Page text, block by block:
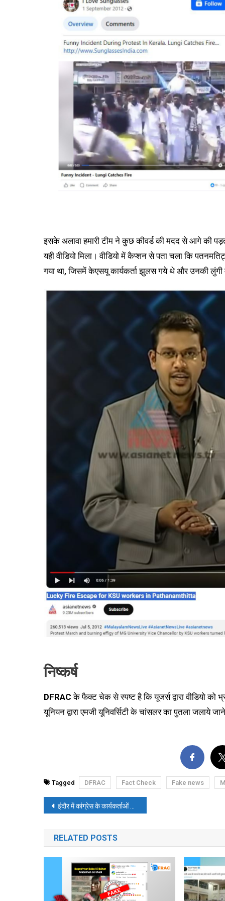
इसके अलावा हमारी टीम ने कुछ कीवर्ड की मदद से आगे की
यही वीडियो मिला। वीडियो में कैप्शन से पता चला कि
गया था, जिसमें केएसयू कार्यकर्ता झुलस गये थे और उनकी
निष्कर्ष
DFRAC के फैक्ट चेक से स्पष्ट है कि यूजर्स द्वारा वीडियो
यूनियन द्वारा एमजी यूनिवर्सिटी के चांसलर का पुतला जलाये
Tagged DFRAC Fact Check Fake news
पोस्ट
नेविगेशन
इंदौर में कांग्रेस के कार्यकर्ताओं ने श्रीराम के होर्डिंग को फाड़ा और पैरों तले रौंदा? जानें, वायरल वीडियो की सच्चाई
RELATED POSTS